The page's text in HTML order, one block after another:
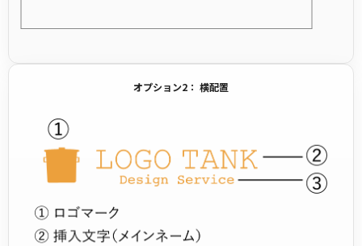
オプション2： 横配置